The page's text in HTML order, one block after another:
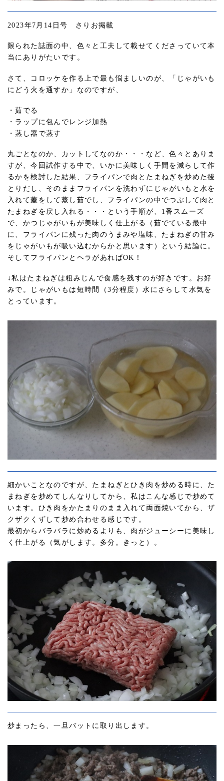
2023年7月14日号 さりお掲載
限られた誌面の中、色々と工夫して載せてくださっていて本
当にありがたいです。
さて、コロッケを作る上で最も悩ましいのが、「じゃがいも
にどう火を通すか」なのですが、
・茹でる
・ラップに包んでレンジ加熱
・蒸し器で蒸す
丸ごとなのか、カットしてなのか・・・など、色々とありま
すが、今回試作する中で、いかに美味しく手間を減らして作
るかを検討した結果、フライパンで肉とたまねぎを炒めた後
とりだし、そのままフライパンを洗わずにじゃがいもと水を
入れて蓋をして蒸し茹でし、フライパンの中でつぶして肉と
たまねぎを戻し入れる・・・という手順が、1番スムーズ
で、かつじゃがいもが美味しく仕上がる（茹でている最中
に、フライパンに残った肉のうまみや塩味、たまねぎの甘み
をじゃがいもが吸い込むからかと思います）という結論に。
そしてフライパンとヘラがあればOK！
↓私はたまねぎは粗みじんで食感を残すのが好きです。お好
みで。じゃがいもは短時間（3分程度）水にさらして水気を
とっています。
細かいことなのですが、たまねぎとひき肉を炒める時に、た
まねぎを炒めてしんなりしてから、私はこんな感じで炒めて
います。ひき肉をかたまりのまま入れて両面焼いてから、ザ
クザクくずして炒め合わせる感じです。
最初からバラバラに炒めるよりも、肉がジューシーに美味し
く仕上がる（気がします。多分。きっと）。
炒まったら、一旦バットに取り出します。